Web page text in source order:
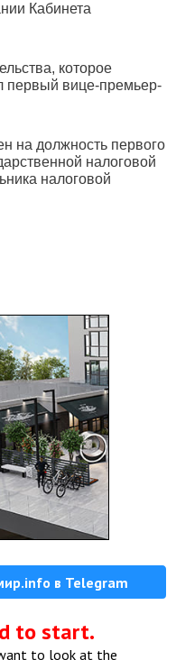
Кабинета
которое
первый вице-премьер-
на должность первого
налоговой
налоговой
в Telegram
to start.
to look at the